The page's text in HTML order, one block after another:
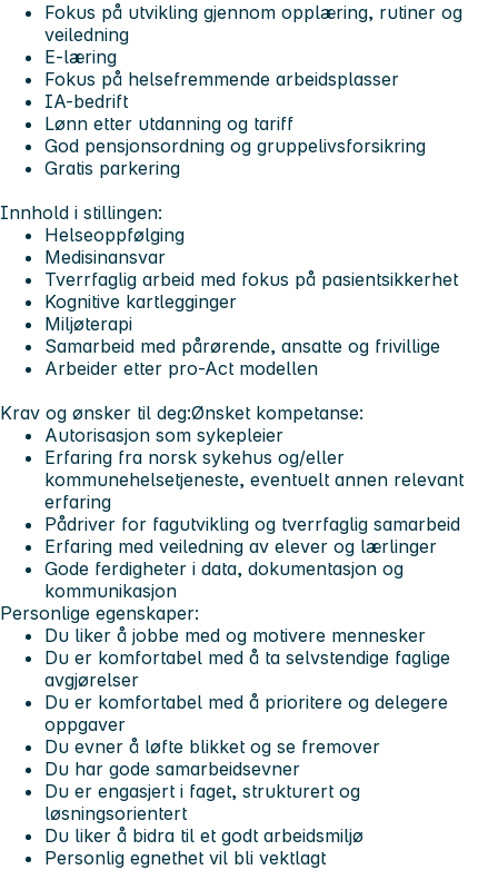
Fokus på utvikling gjennom opplæring, rutiner og
veiledning
E-læring
Fokus på helsefremmende arbeidsplasser
IA-bedrift
Lønn etter utdanning og tariff
God pensjonsordning og gruppelivsforsikring
Gratis parkering
Innhold i stillingen:
Helseoppfølging
Medisinansvar
Tverrfaglig arbeid med fokus på pasientsikkerhet
Kognitive kartlegginger
Miljøterapi
Samarbeid med pårørende, ansatte og frivillige
Arbeider etter pro-Act modellen
Krav og ønsker til deg:Ønsket kompetanse:
Autorisasjon som sykepleier
Erfaring fra norsk sykehus og/eller
kommunehelsetjeneste, eventuelt annen relevant
erfaring
Pådriver for fagutvikling og tverrfaglig samarbeid
Erfaring med veiledning av elever og lærlinger
Gode ferdigheter i data, dokumentasjon og
kommunikasjon
Personlige egenskaper:
Du liker å jobbe med og motivere mennesker
Du er komfortabel med å ta selvstendige faglige
avgjørelser
Du er komfortabel med å prioritere og delegere
oppgaver
Du evner å løfte blikket og se fremover
Du har gode samarbeidsevner
Du er engasjert i faget, strukturert og
løsningsorientert
Du liker å bidra til et godt arbeidsmiljø
Personlig egnethet vil bli vektlagt